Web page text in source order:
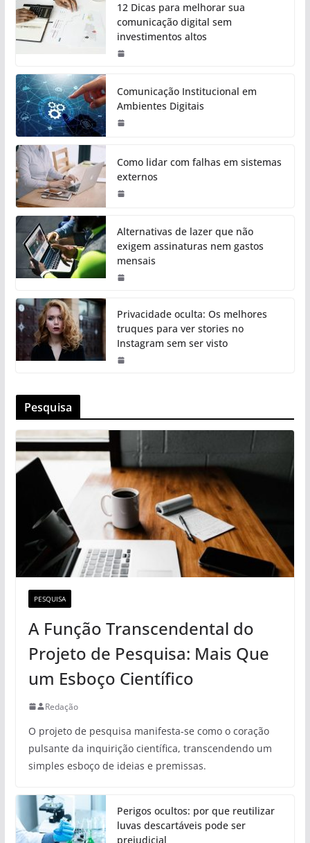
12 Dicas para melhorar sua
comunicação digital sem
investimentos altos
Comunicação Institucional em
Ambientes Digitais
Como lidar com falhas em sistemas
externos
Alternativas de lazer que não
exigem assinaturas nem gastos
mensais
Privacidade oculta: Os melhores
truques para ver stories no
Instagram sem ser visto
Pesquisa
PESQUISA
A Função Transcendental do
Projeto de Pesquisa: Mais Que
um Esboço Científico
Redação
O projeto de pesquisa manifesta-se como o coração
pulsante da inquirição científica, transcendendo um
simples esboço de ideias e premissas.
Perigos ocultos: por que reutilizar
luvas descartáveis pode ser
prejudicial